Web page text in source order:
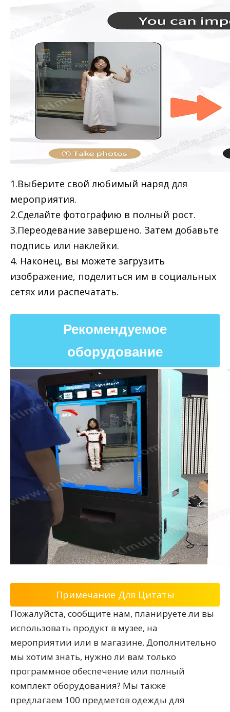
1.Выберите свой любимый наряд для
мероприятия.
2.Сделайте фотографию в полный рост.
3.Переодевание завершено. Затем добавьте
подпись или наклейки.
4. Наконец, вы можете загрузить
изображение, поделиться им в социальных
сетях или распечатать.
Рекомендуемое
оборудование
Примечание Для Цитаты
Пожалуйста, сообщите нам, планируете ли вы
использовать продукт в музее, на
мероприятии или в магазине. Дополнительно
мы хотим знать, нужно ли вам только
программное обеспечение или полный
комплект оборудования? Мы также
предлагаем 100 предметов одежды для